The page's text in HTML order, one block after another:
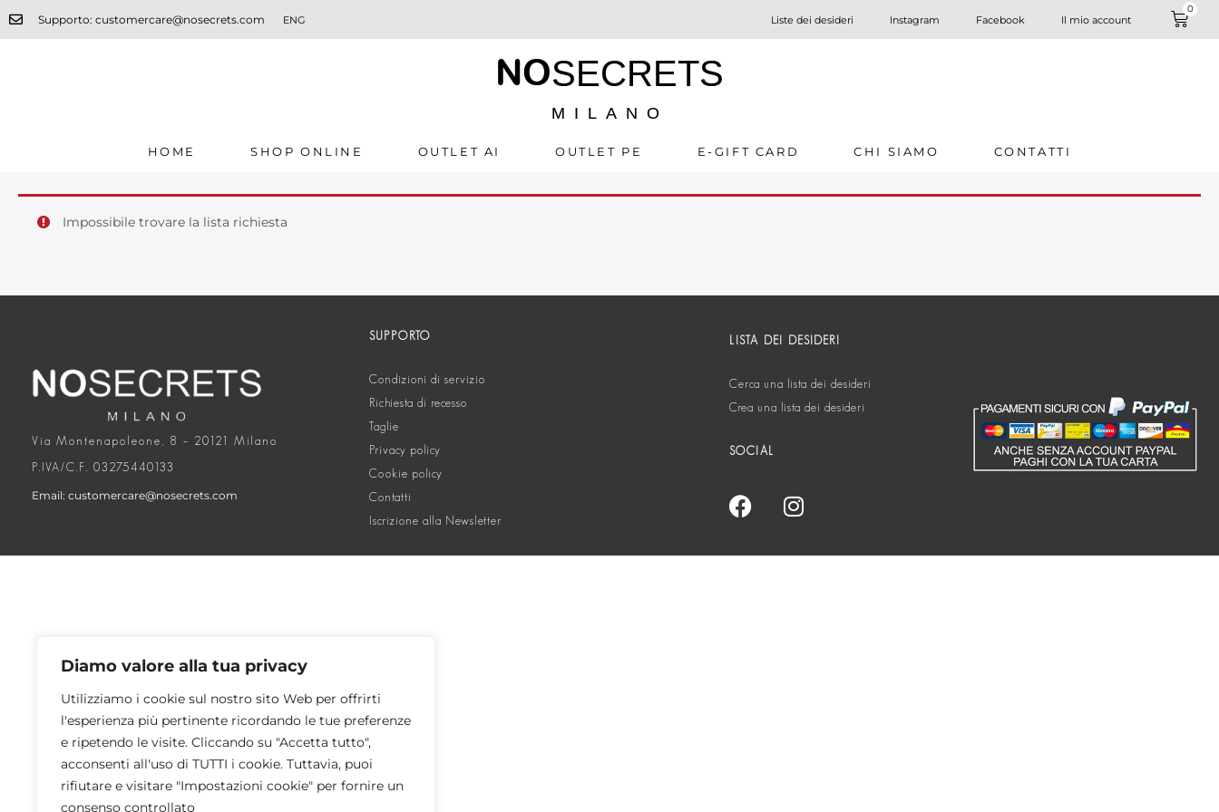
Diamo valore alla tua privacy
Utilizziamo i cookie sul nostro sito Web per offrirti
l'esperienza più pertinente ricordando le tue preferenze
e ripetendo le visite. Cliccando su "Accetta tutto",
acconsenti all'uso di TUTTI i cookie. Tuttavia, puoi
rifiutare e visitare "Impostazioni cookie" per fornire un
consenso controllato
Supporto: customercare@nosecrets.com ENG Liste dei desideri Instagram Facebook Il mio account
0
NOSECRETS
MILANO
HOME SHOP ONLINE OUTLET AI OUTLET PE E-GIFT CARD CHI SIAMO CONTATTI
Impossibile trovare la lista richiesta
Via Montenapoleone, 8 – 20121 Milano
P.IVA/C.F. 03275440133
Email: customercare@nosecrets.com
SUPPORTO
Condizioni di servizio
Richiesta di recesso
Taglie
Privacy policy
Cookie policy
Contatti
Iscrizione alla Newsletter
LISTA DEI DESIDERI
Cerca una lista dei desideri
Crea una lista dei desideri
SOCIAL